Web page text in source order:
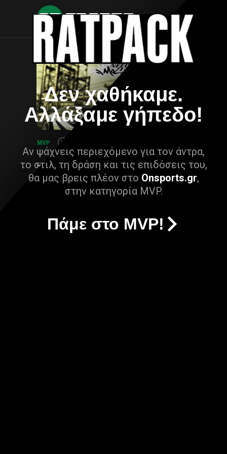
Δεν χαθήκαμε.
Αλλάξαμε γήπεδο!
Αν ψάχνεις περιεχόμενο για τον άντρα,
το στιλ, τη δράση και τις επιδόσεις του,
θα μας βρεις πλέον στο Onsports.gr,
στην κατηγορία MVP.
Πάμε στο MVP!